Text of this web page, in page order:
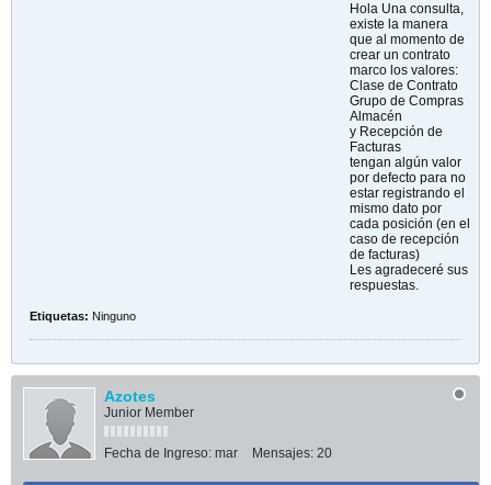
Hola Una consulta,
existe la manera
que al momento de
crear un contrato
marco los valores:
Clase de Contrato
Grupo de Compras
Almacén
y Recepción de
Facturas
tengan algún valor
por defecto para no
estar registrando el
mismo dato por
cada posición (en el
caso de recepción
de facturas)
Les agradeceré sus
respuestas.
Etiquetas: Ninguno
Azotes
Junior Member
Fecha de Ingreso: mar Mensajes: 20